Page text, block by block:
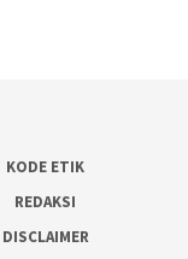
KODE ETIK
REDAKSI
DISCLAIMER